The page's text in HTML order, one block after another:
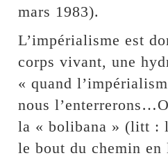
mars 1983).
L’impérialisme est
corps vivant, une
« quand
nous
la « bolibana » (litt :
le bout du chemin en